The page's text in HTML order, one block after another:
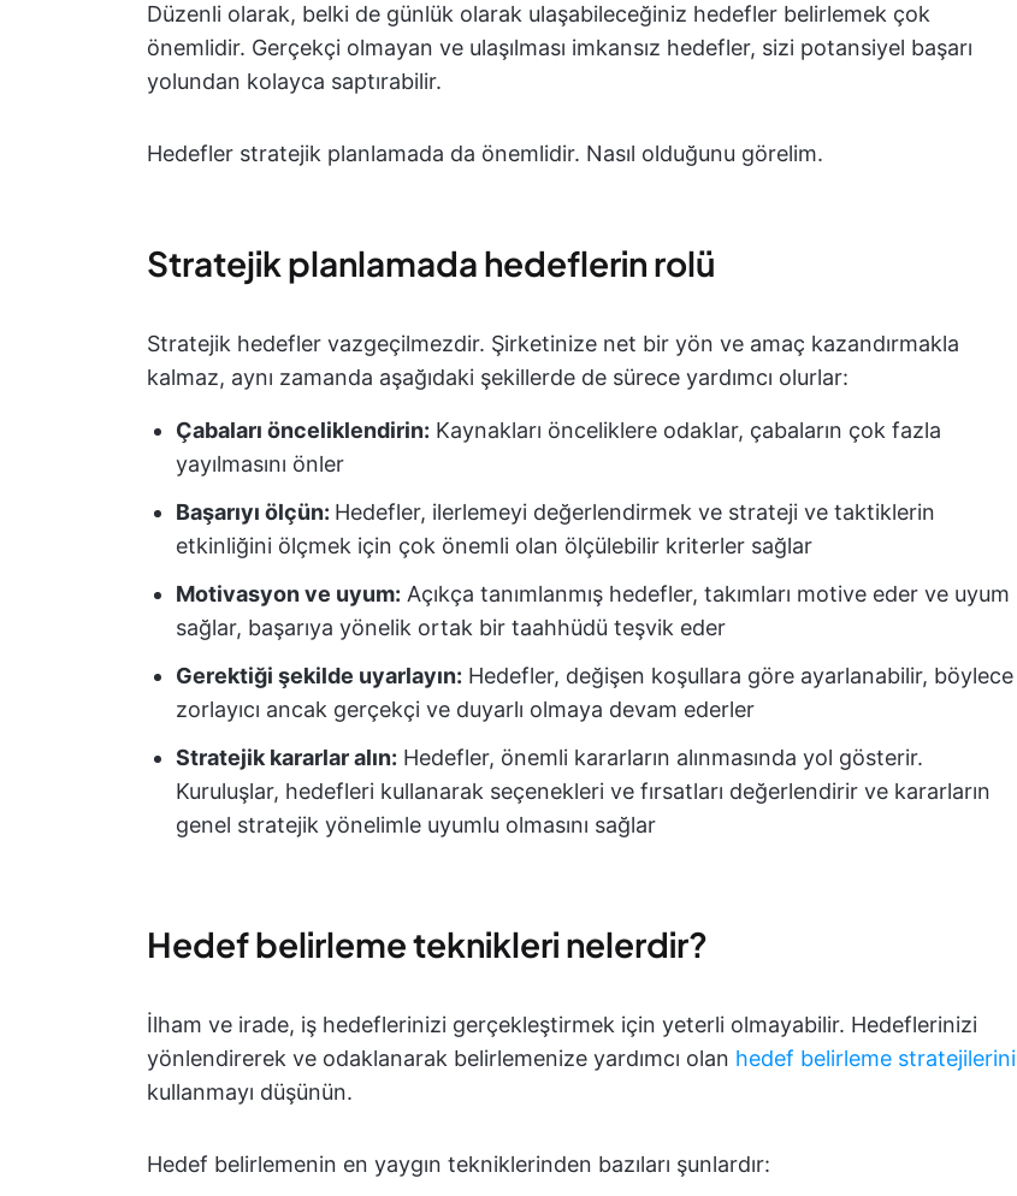
Düzenli olarak, belki de günlük olarak ulaşabileceğiniz hedefler belirlemek çok
önemlidir. Gerçekçi olmayan ve ulaşılması imkansız hedefler, sizi potansiyel başarı
yolundan kolayca saptırabilir.
Hedefler stratejik planlamada da önemlidir. Nasıl olduğunu görelim.
Stratejik planlamada hedeflerin rolü
Stratejik hedefler vazgeçilmezdir. Şirketinize net bir yön ve amaç kazandırmakla
kalmaz, aynı zamanda aşağıdaki şekillerde de sürece yardımcı olurlar:
Çabaları önceliklendirin: Kaynakları önceliklere odaklar, çabaların çok fazla
yayılmasını önler
Başarıyı ölçün: Hedefler, ilerlemeyi değerlendirmek ve strateji ve taktiklerin
etkinliğini ölçmek için çok önemli olan ölçülebilir kriterler sağlar
Motivasyon ve uyum: Açıkça tanımlanmış hedefler, takımları motive eder ve uyum
sağlar, başarıya yönelik ortak bir taahhüdü teşvik eder
Gerektiği şekilde uyarlayın: Hedefler, değişen koşullara göre ayarlanabilir, böylece
zorlayıcı ancak gerçekçi ve duyarlı olmaya devam ederler
Stratejik kararlar alın: Hedefler, önemli kararların alınmasında yol gösterir.
Kuruluşlar, hedefleri kullanarak seçenekleri ve fırsatları değerlendirir ve kararların
genel stratejik yönelimle uyumlu olmasını sağlar
Hedef belirleme teknikleri nelerdir?
İlham ve irade, iş hedeflerinizi gerçekleştirmek için yeterli olmayabilir. Hedeflerinizi
yönlendirerek ve odaklanarak belirlemenize yardımcı olan hedef belirleme stratejilerini
kullanmayı düşünün.
Hedef belirlemenin en yaygın tekniklerinden bazıları şunlardır: